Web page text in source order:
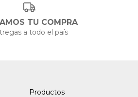
TU COMPRA
a todo el país
Productos